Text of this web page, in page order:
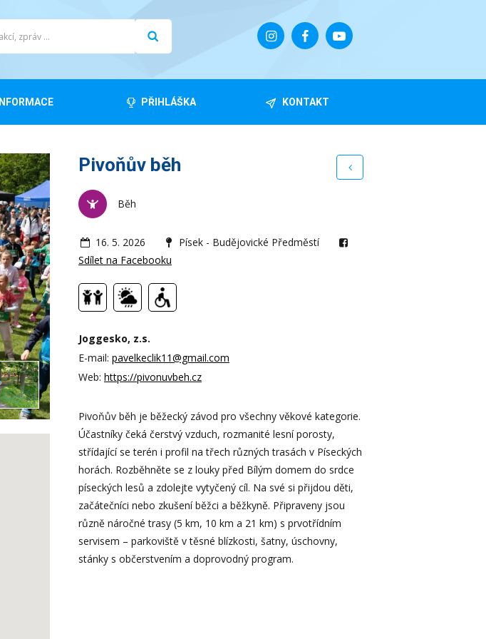
INFORMACE PŘIHLÁŠKA KONTAKT
Pivoňův běh
Běh
16. 5. 2026
Písek - Budějovické Předměstí
Sdílet na Facebooku
Joggesko, z.s.
E-mail: pavelkeclik11@gmail.com
Web: https://pivonuvbeh.cz
Pivoňův běh je běžecký závod pro všechny věkové kategorie.
Účastníky čeká čerstvý vzduch, rozmanité lesní porosty,
střídající se terén i profil na třech různých trasách v Píseckých
horách. Rozběhněte se z louky před Bílým domem do srdce
píseckých lesů a zdolejte vytyčený cíl. Na své si přijdou děti,
začátečníci nebo zkušení běžci a běžkyně. Připraveny jsou
různě náročné trasy (5 km, 10 km a 21 km) s prvotřídním
servisem – parkoviště v těsné blízkosti, šatny, úschovny,
stánky s občerstvením a doprovodný program.